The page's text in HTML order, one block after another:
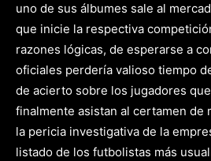
uno de sus álbumes sale al
que inicie la respectiva
razones lógicas, de esperarse a
oficiales perdería valioso tiempo
de acierto sobre los jugadores
finalmente asistan al certamen de
la pericia investigativa de la
listado de los futbolistas más